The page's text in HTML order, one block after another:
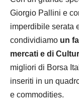
Giorgio Pallini e
imperdibile serata
condividiamo un
mercati e di
migliori di Borsa
inseriti in un
e commodities.